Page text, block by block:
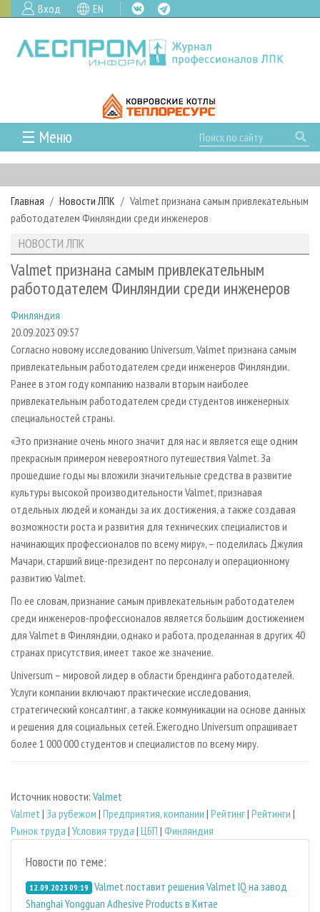
Вход EN
☰ Меню
ГЛАВНАЯ
РУБРИКИ И ТЕМЫ
РУБРИКИ ЖУРНАЛА
ЛЕСОЗАГОТОВКА
ЛЕСОПИЛЕНИЕ
СУШКА ДРЕВЕСИНЫ
ПРОИЗВОДСТВО ДРЕВЕСНЫХ ПЛИТ
ДЕРЕВЯННОЕ ДОМОСТРОЕНИЕ
ПРОИЗВОДСТВО МЕБЕЛИ
БИОЭНЕРГЕТИКА
ЦБП
ИНСТРУМЕНТ И МАТЕРИАЛЫ
НОВОСТИ
НОВОСТИ ЛПК
НОВОСТИ ЖУРНАЛА
ПРОЕКТЫ ЛПИ
АНАЛИТИКА
ПРЕДПРИЯТИЯ ЛПК
ПЕРСОНЫ
МОБИЛЬНЫЕ ВЫСТАВКИ
ОФИЦИАЛЬНЫЕ ДЕЛЕГАЦИИ
ПРИОРИТЕТНЫЕ ИНВЕСТПРОЕКТЫ
RUSSIAN FORESTRY REVIEW
ГАЗЕТА ЛЕСПРОМФОРУМ
БИБЛИОТЕКА СПЕЦИАЛИСТА
АРХИВ
АРХИВ ЖУРНАЛОВ
О ЖУРНАЛЕ
КОНТАКТЫ
РЕКЛАМОДАТЕЛЯМ
РЕКЛАМА
РЕКЛАМА НА САЙТЕ
Главная Новости ЛПК
Valmet признана самым привлекательным
работодателем Финляндии среди инженеров
НОВОСТИ ЛПК
Valmet признана самым привлекательным
работодателем Финляндии среди инженеров
Финляндия
20.09.2023 09:57
Согласно новому исследованию Universum, Valmet признана самым
привлекательным работодателем среди инженеров Финляндии.
Ранее в этом году компанию назвали вторым наиболее
привлекательным работодателем среди студентов инженерных
специальностей страны.
«Это признание очень много значит для нас и является еще одним
прекрасным примером невероятного путешествия Valmet. За
прошедшие годы мы вложили значительные средства в развитие
культуры высокой производительности Valmet, признавая
отдельных людей и команды за их достижения, а также создавая
возможности роста и развития для технических специалистов и
начинающих профессионалов по всему миру», – поделилась Джулия
Мачари, старший вице-президент по персоналу и операционному
развитию Valmet.
По ее словам, признание самым привлекательным работодателем
среди инженеров-профессионалов является большим достижением
для Valmet в Финляндии, однако и работа, проделанная в других 40
странах присутствия, имеет такое же значение.
Universum – мировой лидер в области брендинга работодателей.
Услуги компании включают практические исследования,
стратегический консалтинг, а также коммуникации на основе данных
и решения для социальных сетей. Ежегодно Universum опрашивает
более 1 000 000 студентов и специалистов по всему миру.
Источник новости: Valmet
Valmet | За рубежом | Предприятия, компании | Рейтинг| Рейтинги |
Рынок труда | Условия труда | ЦБП | Финляндия
Новости по теме:
12.09.2023 09:19 Valmet поставит решения Valmet IQ на завод
Shanghai Yongguan Adhesive Products в Китае